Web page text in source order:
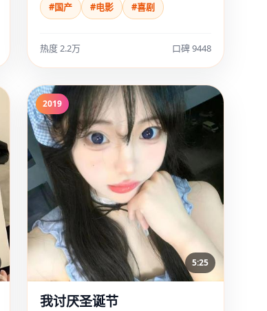
#国产 #电影 #喜剧
热度 2.2万 口碑 9448
2019
5:25
我讨厌圣诞节